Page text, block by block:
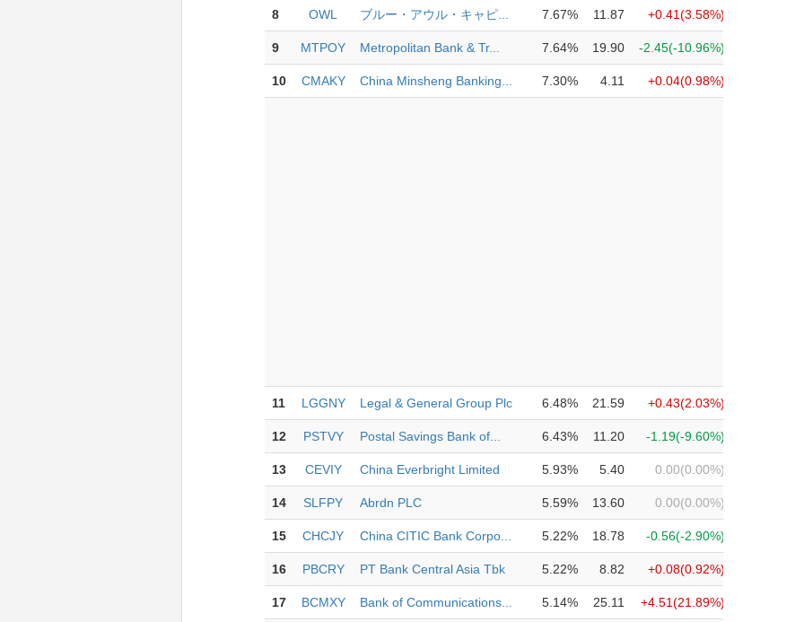
8 OWL ブルー・アウル・キャピ... 7.67% 11.87 +0.41(3.58%)
9 MTPOY Metropolitan Bank & Tr... 7.64% 19.90 -2.45(-10.96%)
10 CMAKY China Minsheng Banking... 7.30% 4.11 +0.04(0.98%)
11 LGGNY Legal & General Group Plc 6.48% 21.59 +0.43(2.03%)
12 PSTVY Postal Savings Bank of... 6.43% 11.20 -1.19(-9.60%)
13 CEVIY China Everbright Limited 5.93% 5.40 0.00(0.00%)
14 SLFPY Abrdn PLC 5.59% 13.60 0.00(0.00%)
15 CHCJY China CITIC Bank Corpo... 5.22% 18.78 -0.56(-2.90%)
16 PBCRY PT Bank Central Asia Tbk 5.22% 8.82 +0.08(0.92%)
17 BCMXY Bank of Communications... 5.14% 25.11 +4.51(21.89%)